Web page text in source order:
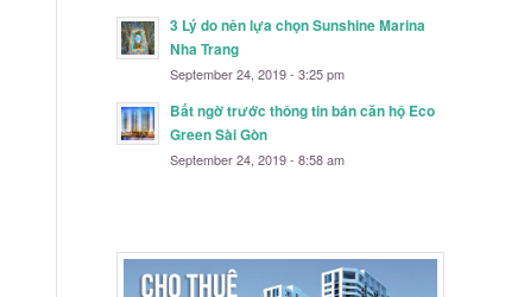
3 Lý do nên lựa chọn Sunshine Marina
Nha Trang
September 24, 2019 - 3:25 pm
Bất ngờ trước thông tin bán căn hộ Eco
Green Sài Gòn
September 24, 2019 - 8:58 am